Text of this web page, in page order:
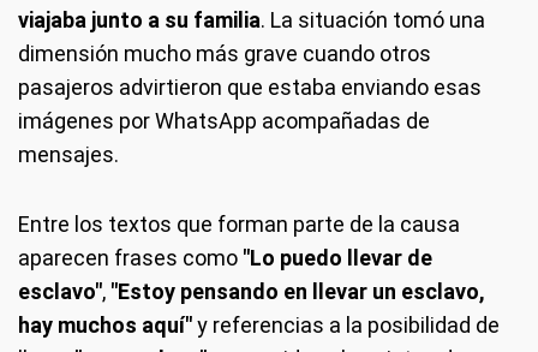
viajaba junto a su familia. La situación tomó una
dimensión mucho más grave cuando otros
pasajeros advirtieron que estaba enviando esas
imágenes por WhatsApp acompañadas de
mensajes.
Entre los textos que forman parte de la causa
aparecen frases como "Lo puedo llevar de
esclavo", "Estoy pensando en llevar un esclavo,
hay muchos aquí"y referencias a la posibilidad de